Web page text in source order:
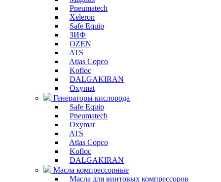
Pneumatech
Xeleron
Safe Equip
ЗИФ
OZEN
ATS
Atlas Copco
Kofloc
DALGAKIRAN
Oxymat
Генераторы кислорода
Safe Equip
Pneumatech
Oxymat
ATS
Atlas Copco
Kofloc
DALGAKIRAN
Масла компрессорные
Масла для винтовых компрессоров